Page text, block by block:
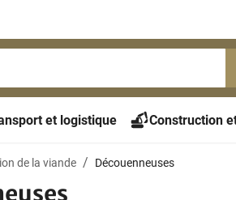
et logistique Construction
de la viande Découenneuses